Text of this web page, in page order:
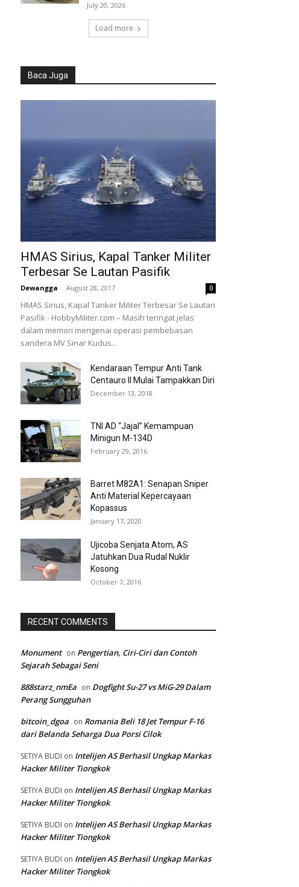
July 20, 2026
Load more
Baca Juga
HMAS Sirius, Kapal Tanker Militer
Terbesar Se Lautan Pasifik
Dewangga - August 28, 2017 0
HMAS Sirius, Kapal Tanker Militer Terbesar Se Lautan
Pasifik - HobbyMiliter.com – Masih teringat jelas
dalam memori mengenai operasi pembebasan
sandera MV Sinar Kudus...
Kendaraan Tempur Anti Tank
Centauro II Mulai Tampakkan Diri
December 13, 2018
TNI AD “Jajal” Kemampuan
Minigun M-134D
February 29, 2016
Barret M82A1: Senapan Sniper
Anti Material Kepercayaan
Kopassus
January 17, 2020
Ujicoba Senjata Atom, AS
Jatuhkan Dua Rudal Nuklir
Kosong
October 7, 2016
RECENT COMMENTS
Monument on Pengertian, Ciri-Ciri dan Contoh
Sejarah Sebagai Seni
888starz_nmEa on Dogfight Su-27 vs MiG-29 Dalam
Perang Sungguhan
bitcoin_dgoa on Romania Beli 18 Jet Tempur F-16
dari Belanda Seharga Dua Porsi Cilok
SETIYA BUDI on Intelijen AS Berhasil Ungkap Markas
Hacker Militer Tiongkok
SETIYA BUDI on Intelijen AS Berhasil Ungkap Markas
Hacker Militer Tiongkok
SETIYA BUDI on Intelijen AS Berhasil Ungkap Markas
Hacker Militer Tiongkok
SETIYA BUDI on Intelijen AS Berhasil Ungkap Markas
Hacker Militer Tiongkok